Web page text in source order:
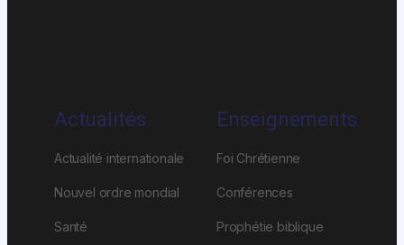
Actualités
Actualité internationale
Nouvel ordre mondial
Santé
Enseignements
Foi Chrétienne
Conférences
Prophétie biblique